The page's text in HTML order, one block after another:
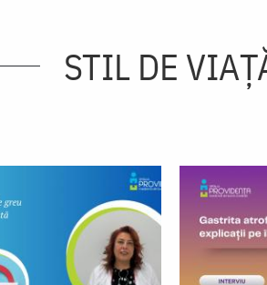
STIL DE